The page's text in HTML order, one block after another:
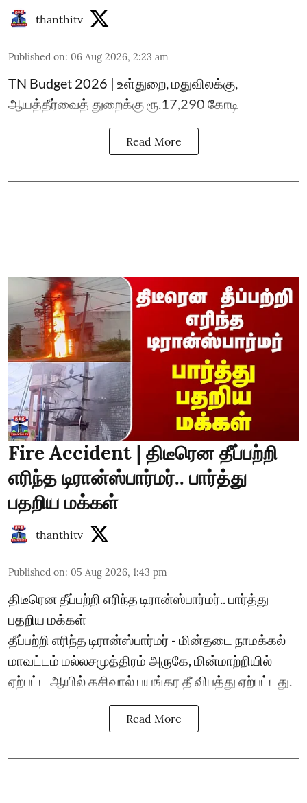
thanthitv
Published on: 06 Aug 2026, 2:23 am
TN Budget 2026 | உள்துறை, மதுவிலக்கு,
ஆயத்தீர்வைத் துறைக்கு ரூ.17,290 கோடி
Read More
Fire Accident | திடீரென தீப்பற்றி
எரிந்த டிரான்ஸ்பார்மர்.. பார்த்து
பதறிய மக்கள்
thanthitv
Published on: 05 Aug 2026, 1:43 pm
திடீரென தீப்பற்றி எரிந்த டிரான்ஸ்பார்மர்.. பார்த்து
பதறிய மக்கள்
தீப்பற்றி எரிந்த டிரான்ஸ்பார்மர் - மின்தடை நாமக்கல்
மாவட்டம் மல்லசமுத்திரம் அருகே, மின்மாற்றியில்
ஏற்பட்ட ஆயில் கசிவால் பயங்கர தீ விபத்து ஏற்பட்டது.
Read More